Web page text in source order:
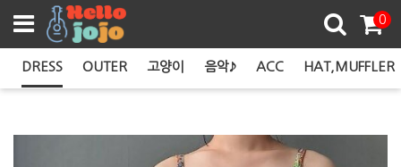
0
DRESS OUTER 고양이 음악♪ ACC HAT,MUFFLER